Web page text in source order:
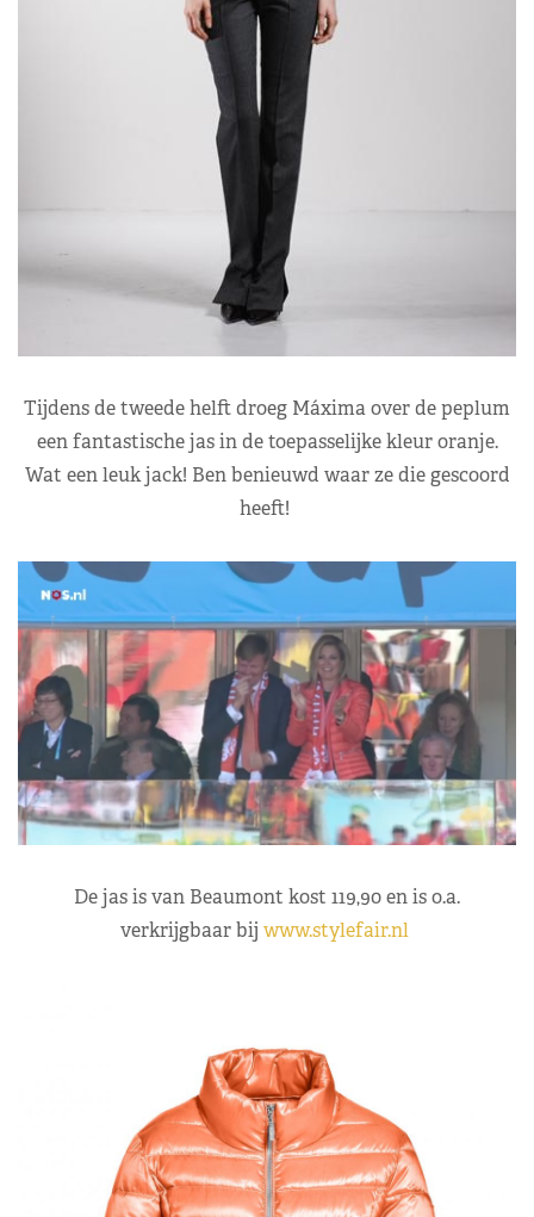
Tijdens de tweede helft droeg Máxima over de peplum
een fantastische jas in de toepasselijke kleur oranje.
Wat een leuk jack! Ben benieuwd waar ze die gescoord
heeft!
De jas is van Beaumont kost 119,90 en is o.a.
verkrijgbaar bij www.stylefair.nl